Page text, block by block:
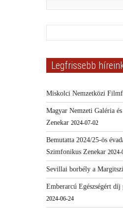
Legfrissebb
Miskolci Nemzetközi
Magyar Nemzeti Galéria
Zenekar 2024-07-02
Bemutatta 2024/25-ös
Szimfonikus Zenekar 2024-
Sevillai borbély a
Emberarcú Egészségért díj
2024-06-24